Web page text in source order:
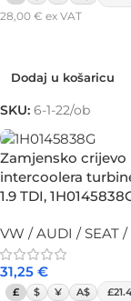
28,00 € ex VAT
Dodaj u košaricu
SKU: 6-1-22/ob
Zamjensko crijevo
intercoolera
1.9 TDI,
VW / AUDI / SEAT /
31,25 €
£ $ ¥ A$